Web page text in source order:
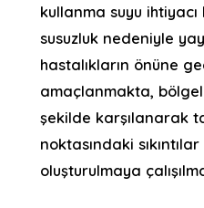
kullanma suyu
susuzluk nedeniyle
hastalıkların önüne
amaçlanmakta,
şekilde karşılanarak
noktasındaki
oluşturulmaya